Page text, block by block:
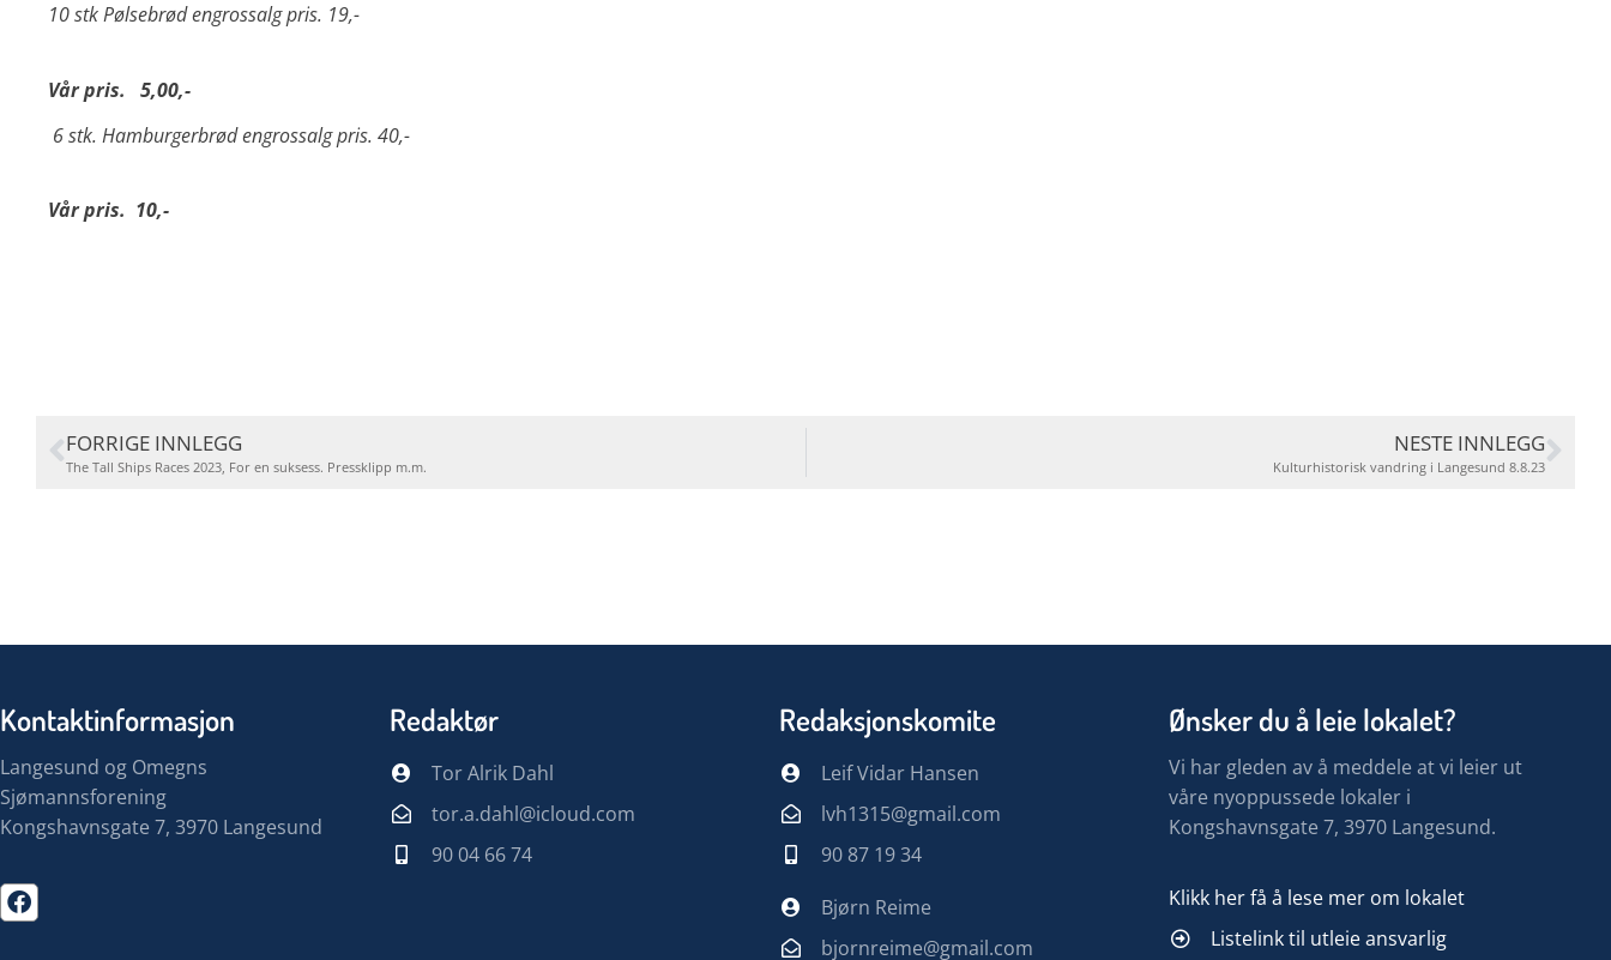
10 stk Pølsebrødengrossalg pris. 19,-
Vår pris. 5,00,-
6 stk. Hamburgerbrødengrossalg pris. 40,-
Vår pris. 10,-
FORRIGE INNLEGG
The Tall Ships Races 2023, For en suksess. Pressklipp m.m.
NESTE INNLEGG
Kulturhistorisk vandring i Langesund 8.8.23
Kontaktinformasjon
Langesund og Omegns
Sjømannsforening
Kongshavnsgate 7, 3970 Langesund
Redaktør
Tor Alrik Dahl
tor.a.dahl@icloud.com
90 04 66 74
Redaksjonskomite
Leif Vidar Hansen
lvh1315@gmail.com
90 87 19 34
Bjørn Reime
bjornreime@gmail.com
Ønsker du å leie lokalet?
Vi har gleden av å meddele at vi leier ut
våre nyoppussede lokaler i
Kongshavnsgate 7, 3970 Langesund.
Klikk her få å lese mer om lokalet
Listelink til utleie ansvarlig